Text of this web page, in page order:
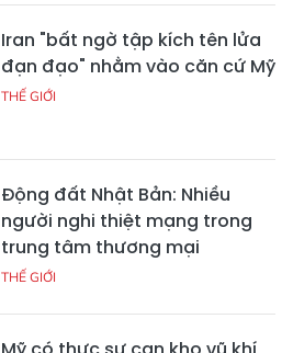
Iran "bất ngờ tập kích tên lửa
đạn đạo" nhằm vào căn cứ Mỹ
THẾ GIỚI
Động đất Nhật Bản: Nhiều
người nghi thiệt mạng trong
trung tâm thương mại
THẾ GIỚI